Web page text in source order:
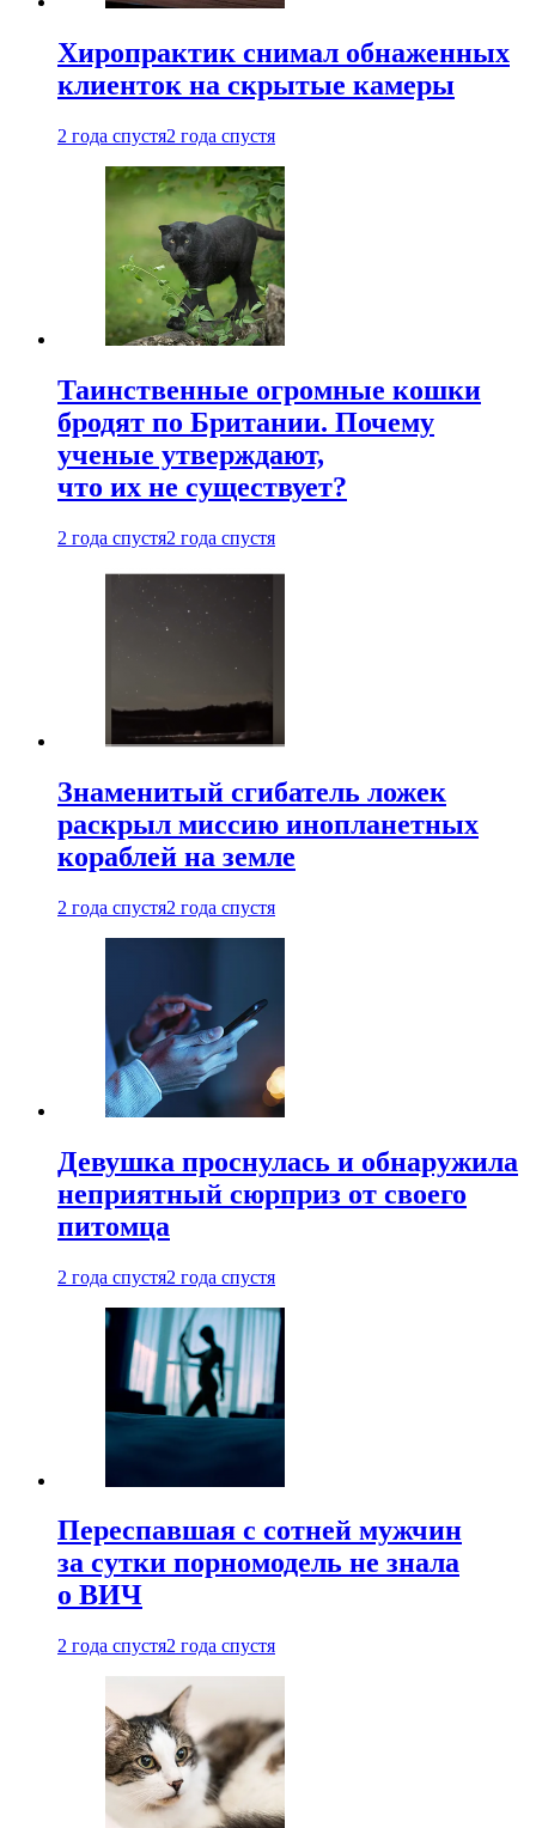
Хиропрактик снимал обнаженных
клиенток на скрытые камеры
2 года спустя2 года спустя
Таинственные огромные кошки
бродят по Британии. Почему
ученые утверждают,
что их не существует?
2 года спустя2 года спустя
Знаменитый сгибатель ложек
раскрыл миссию инопланетных
кораблей на земле
2 года спустя2 года спустя
Девушка проснулась и обнаружила
неприятный сюрприз от своего
питомца
2 года спустя2 года спустя
Переспавшая с сотней мужчин
за сутки порномодель не знала
о ВИЧ
2 года спустя2 года спустя